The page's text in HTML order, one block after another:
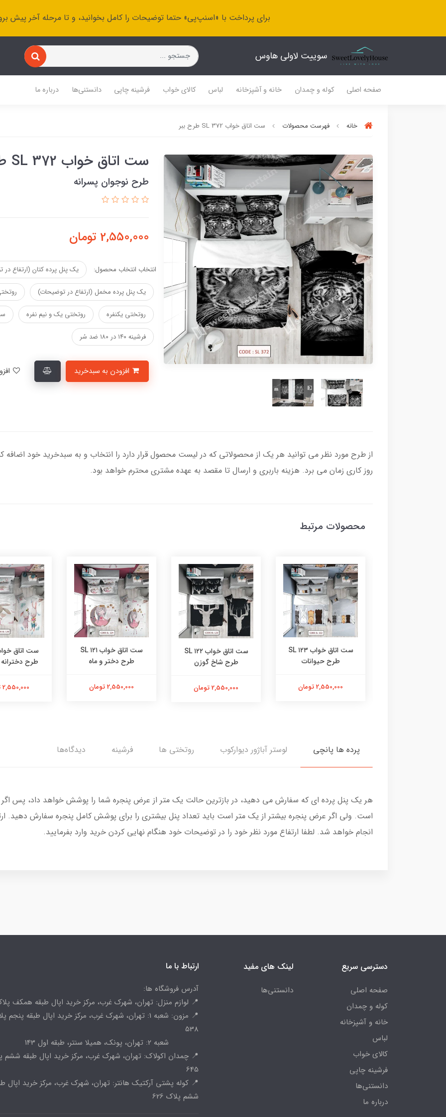
برای پرداخت با «اسنپ‌پی» حتما توضیحات را کامل بخوانید، و تا مرحله آخر پیش
سوییت لاولی هاوس
صفحه اصلی کوله و چمدان خانه و آشپزخانه لباس کالای خواب فرشینه چاپی دانستنی‌ها درباره ما
خانه فهرست محصولات ست اتاق خواب SL 372 طرح ببر
ست اتاق خواب SL 372 طرح ببر
طرح نوجوان پسرانه
2,550,000 تومان
انتخاب انتخاب محصول: یک پنل پرده کتان (ارتفاع
یک پنل پرده مخمل (ارتفاع در توضیحات)
روتختی یکنفره روتختی یک و نیم نفره
فرشینه ۱۴۰ در ۱۸۰ ضد سُر
روز کاری زمان می برد. هزینه باربری و ارسال تا مقصد به عهده مشتری محترم خواهد بود.
محصولات مرتبط
ست اتاق خواب ۱۲۳ SL
طرح حیوانات
2,550,000 تومان
ست اتاق خواب ۱۲۲ SL
طرح شاخ گوزن
2,550,000 تومان
ست اتاق خواب ۱۲۱ SL
طرح دختر و ماه
2,550,000 تومان
طرح
2,550,000 تومان
پرده ها پانچی لوستر آباژور دیوارکوب روتختی ها فرشینه دیدگاه‌ها
هر یک پنل پرده ای که سفارش می دهید، در بازترین حالت یک متر از عرض پنجره شما را پوشش خواهد داد، پس
است. ولی اگر عرض پنجره بیشتر از یک متر است باید تعداد پنل بیشتری را برای پوشش کامل پنجره سفارش دهید.
انجام خواهد شد. لطفا ارتفاع مورد نظر خود را در توضیحات خود هنگام نهایی کردن خرید وارد بفرمایید.
دسترسی سریع
صفحه اصلی
کوله و چمدان
خانه و آشپزخانه
لباس
کالای خواب
فرشینه چاپی
دانستنی‌ها
درباره ما
لینک های مفید
دانستنی‌ها
ارتباط با ما
آدرس فروشگاه ها:
📍 لوازم منزل: تهران، شهرک غرب، مرکز خرید اپال طبقه همکف پلاک
📍 مزون: شعبه 1: تهران، شهرک غرب، مرکز خرید اپال طبقه پنجم
538
شعبه 2: تهران، پونک، همیلا سنتر، طبقه اول 143
📍 چمدان اکولاک: تهران، شهرک غرب، مرکز خرید اپال طبقه ششم
645
📍 کوله پشتی آرکتیک هانتر: تهران، شهرک غرب، مرکز خرید اپال
ششم پلاک 626